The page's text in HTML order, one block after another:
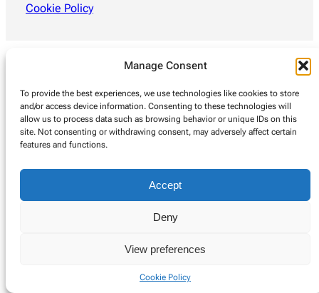
Manage Consent
To provide the best experiences, we use technologies like cookies to store
and/or access device information. Consenting to these technologies will
allow us to process data such as browsing behavior or unique IDs on this
site. Not consenting or withdrawing consent, may adversely affect certain
features and functions.
Accept
Deny
View preferences
Cookie Policy
Cookie Policy